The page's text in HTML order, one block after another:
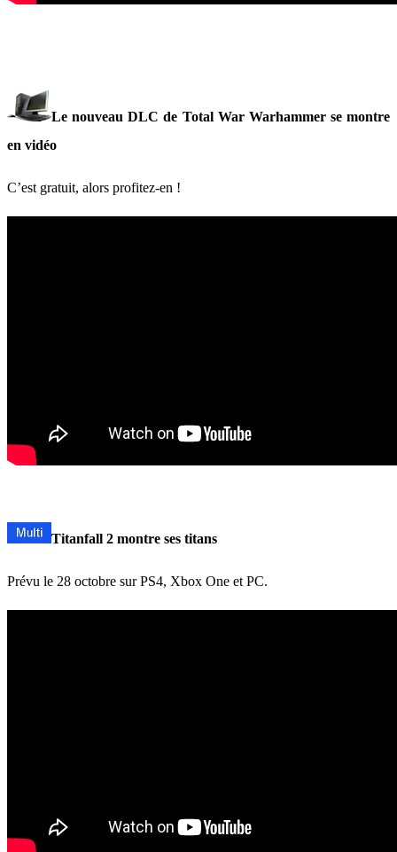
Le nouveau DLC de Total War Warhammer se montre
en vidéo
C’est gratuit, alors profitez-en !
Titanfall 2 montre ses titans
Prévu le 28 octobre sur PS4, Xbox One et PC.